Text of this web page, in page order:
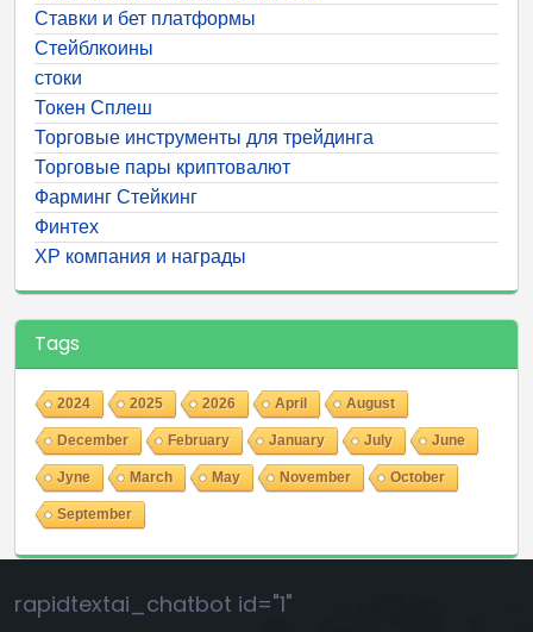
Ставки и бет платформы
Стейблкоины
стоки
Токен Сплеш
Торговые инструменты для трейдинга
Торговые пары криптовалют
Фарминг Стейкинг
Финтех
ХР компания и награды
Tags
2024 2025 2026 April August
December February January July June
Jyne March May November October
September
rapidtextai_chatbot id="1"